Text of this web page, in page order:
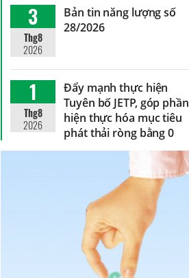
3
Thg8
2026
Bản tin năng lượng số
28/2026
1
Thg8
2026
Đẩy mạnh thực hiện
Tuyên bố JETP, góp phần
hiện thực hóa mục tiêu
phát thải ròng bằng 0